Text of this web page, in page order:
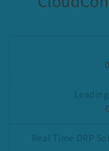
!Real Time DRP